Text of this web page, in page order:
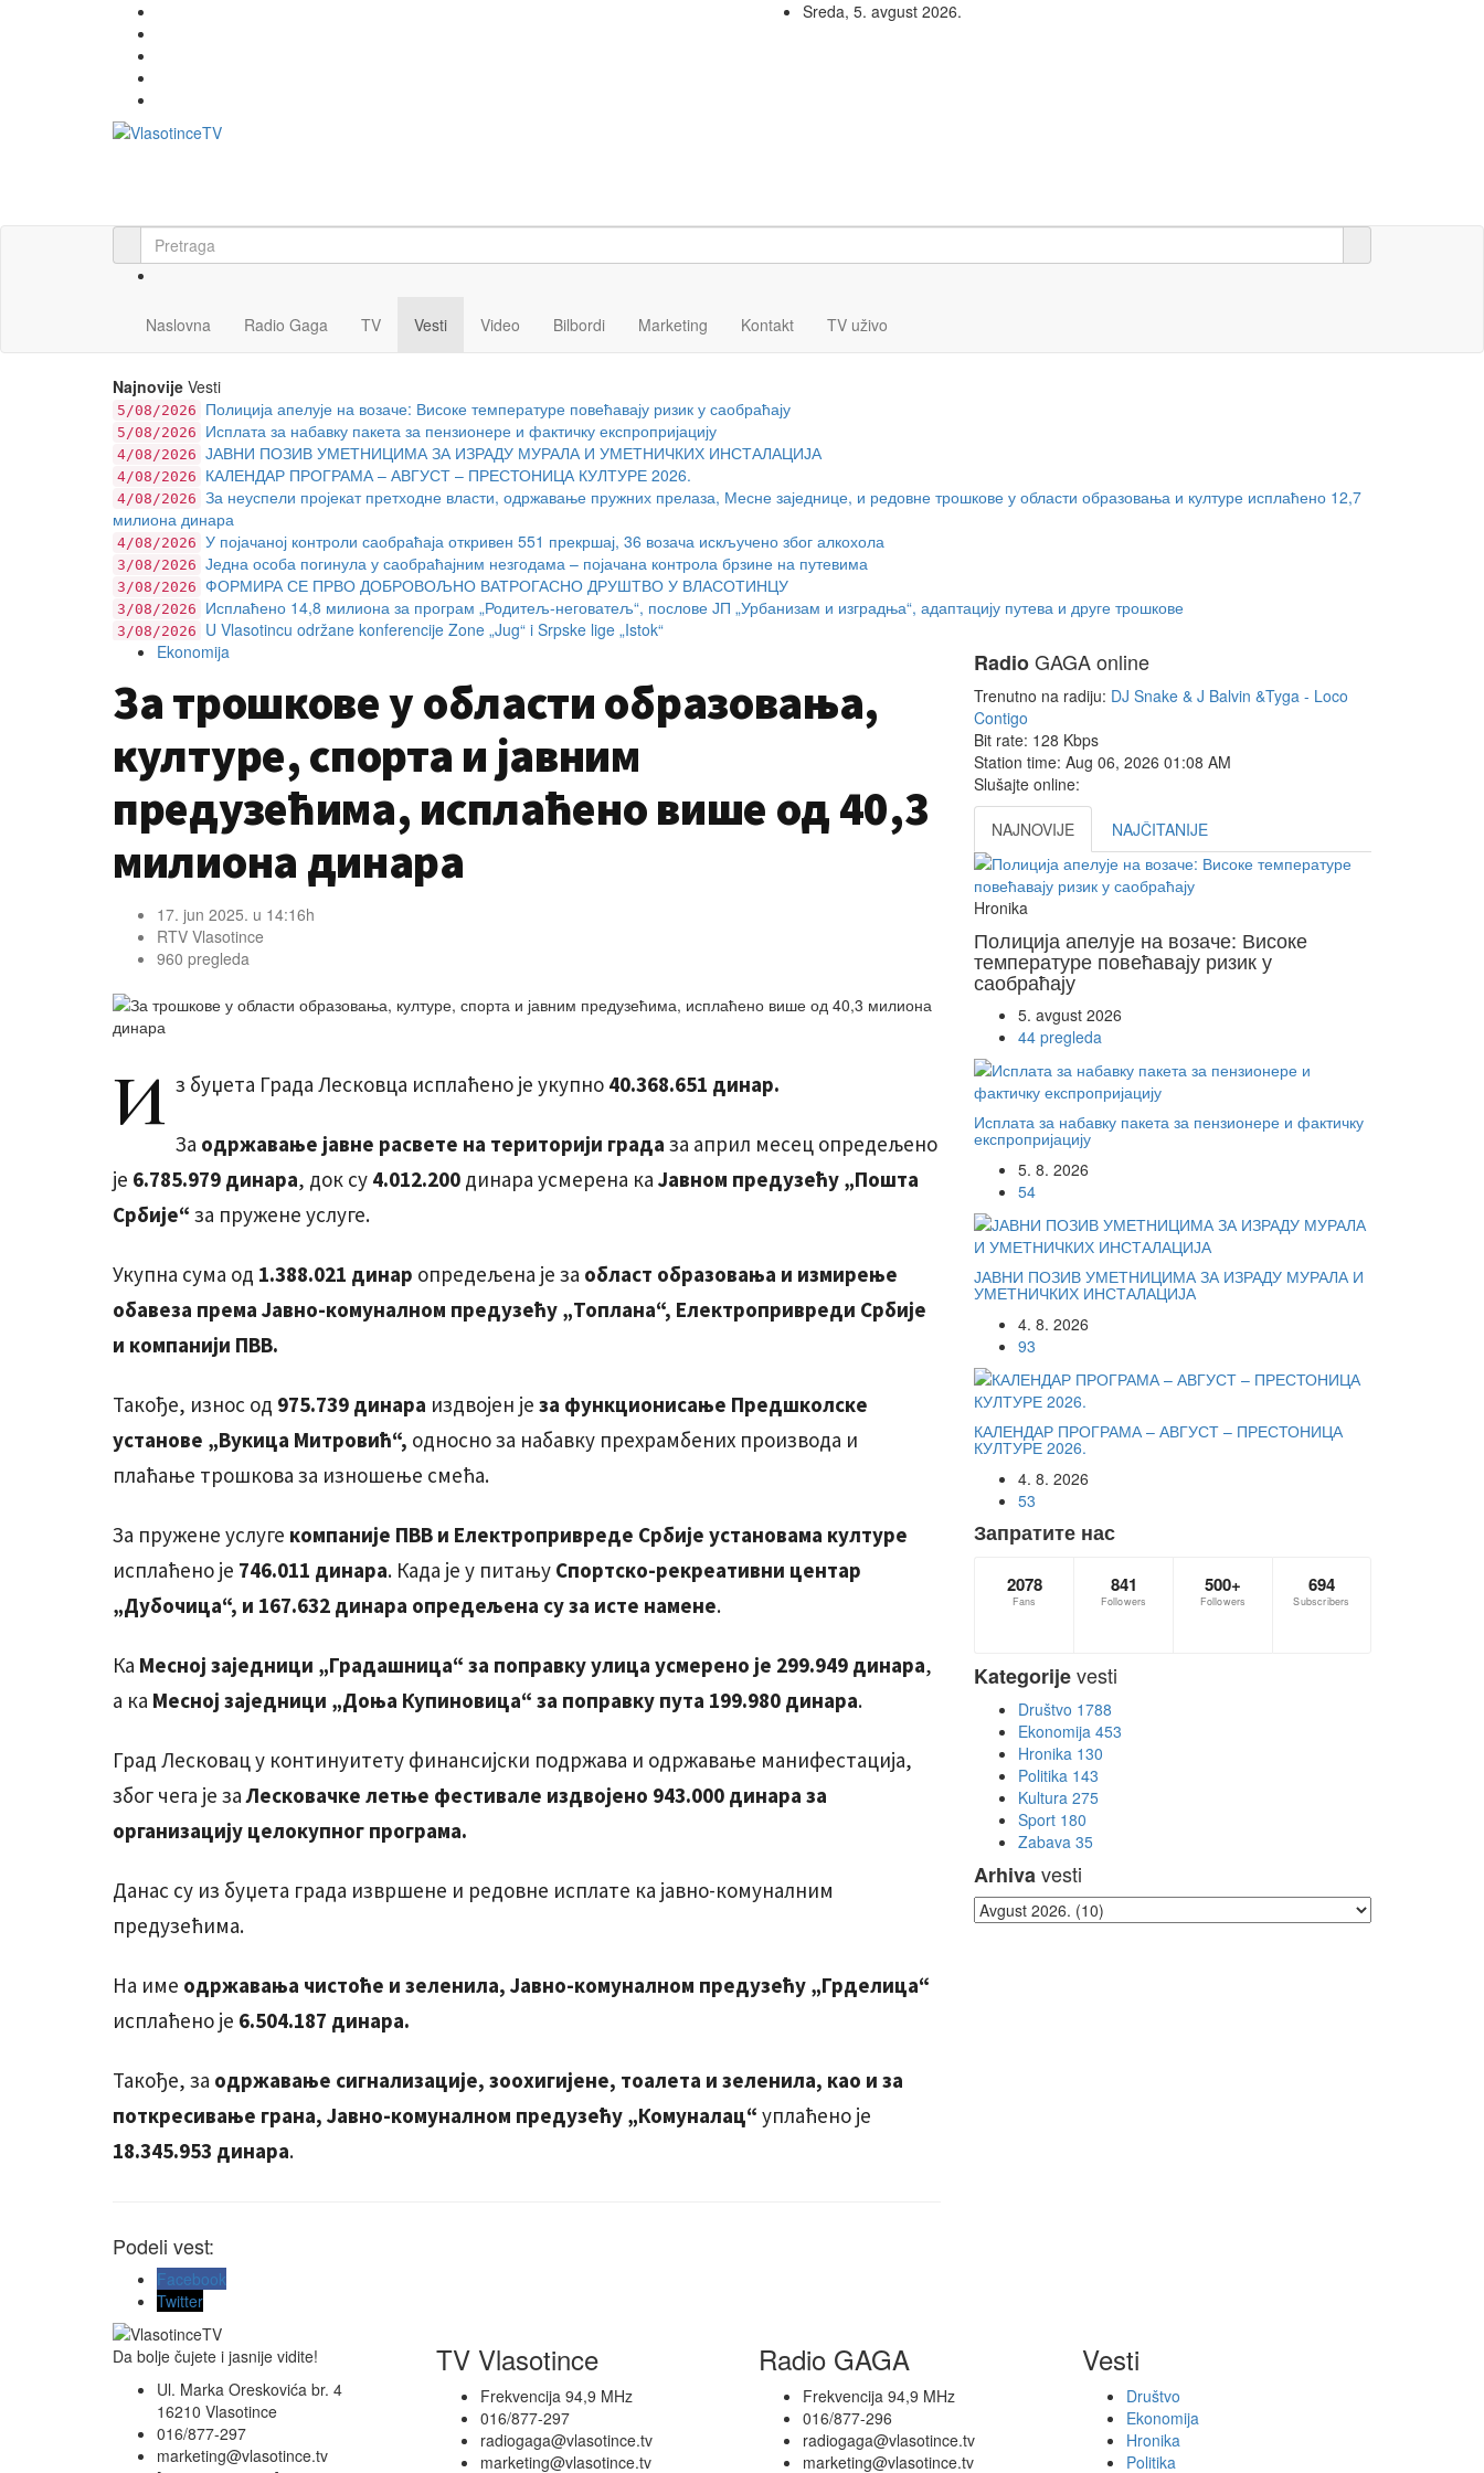
Sreda, 5. avgust 2026.
Naslovna Radio Gaga TV Vesti Video Bilbordi Marketing Kontakt TV uživo
Najnovije Vesti
5/08/2026 Полиција апелује на возаче: Високе температуре повећавају ризик у саобраћају
5/08/2026 Исплата за набавку пакета за пензионере и фактичку експропријацију
4/08/2026 ЈАВНИ ПОЗИВ УМЕТНИЦИМА ЗА ИЗРАДУ МУРАЛА И УМЕТНИЧКИХ ИНСТАЛАЦИЈА
4/08/2026 КАЛЕНДАР ПРОГРАМА – АВГУСТ – ПРЕСТОНИЦА КУЛТУРЕ 2026.
4/08/2026 За неуспели пројекат претходне власти, одржавање пружних прелаза, Месне заједнице, и редовне трошкове у области образовања и културе исплаћено 12,7
милиона динара
4/08/2026 У појачаној контроли саобраћаја откривен 551 прекршај, 36 возача искључено због алкохола
3/08/2026 Једна особа погинула у саобраћајним незгодама – појачана контрола брзине на путевима
3/08/2026 ФОРМИРА СЕ ПРВО ДОБРОВОЉНО ВАТРОГАСНО ДРУШТВО У ВЛАСОТИНЦУ
3/08/2026 Исплаћено 14,8 милиона за програм „Родитељ-неговатељ“, послове ЈП „Урбанизам и изградња“, адаптацију путева и друге трошкове
3/08/2026
U Vlasotincu održane konferencije Zone „Jug“ i Srpske lige „Istok“
Ekonomija
За трошкове у области образовања,
културе, спорта и јавним
предузећима, исплаћено више од 40,3
милиона динара
17. jun 2025. u 14:16h
RTV Vlasotince
960 pregleda
И з буџета Града Лесковца исплаћено је укупно 40.368.651 динар.
За одржавање јавне расвете на територији града за април месец опредељено
је 6.785.979 динара, док су 4.012.200 динара усмерена ка Јавном предузећу „Пошта
Србије“ за пружене услуге.
Укупна сума од 1.388.021 динар опредељена је за област образовања и измирење
обавеза према Јавно-комуналном предузећу „Топлана“, Електропривреди Србије
и компанији ПВВ.
Такође, износ од 975.739 динара издвојен је за функционисање Предшколске
установе „Вукица Митровић“, односно за набавку прехрамбених производа и
плаћање трошкова за изношење смећа.
За пружене услуге компаније ПВВ и Електропривреде Србије установама културе
исплаћено је 746.011 динара. Када је у питању Спортско-рекреативни центар
„Дубочица“, и 167.632 динара опредељена су за исте намене.
Ка Месној заједници „Градашница“ за поправку улица усмерено је 299.949 динара,
а ка Месној заједници „Доња Купиновица“ за поправку пута 199.980 динара.
Град Лесковац у континуитету финансијски подржава и одржавање манифестација,
због чега је заЛесковачке летње фестивале издвојено 943.000 динара за
организацију целокупног програма.
Данас су из буџета града извршене и редовне исплате ка јавно-комуналним
предузећима.
На име одржавања чистоће и зеленила, Јавно-комуналном предузећу „Грделица“
исплаћено је 6.504.187 динара.
Такође, за одржавање сигнализације, зоохигијене, тоалета и зеленила, као и за
поткресивање грана, Јавно-комуналном предузећу „Комуналац“ уплаћено је
18.345.953 динара.
Podeli vest:
Facebook
Twitter
RadioGAGA online
Trenutno na radiju: DJ Snake & J Balvin &Tyga - Loco
Contigo
Bit rate: 128 Kbps
Station time: Aug 06, 2026 01:08 AM
Slušajte online:
NAJNOVIJE NAJČITANIJE
Hronika
Полиција апелује на возаче: Високе
температуре повећавају ризик у
саобраћају
5. avgust 2026
44 pregleda
Исплата за набавку пакета за пензионере и фактичку
експропријацију
5. 8. 2026
54
ЈАВНИ ПОЗИВ УМЕТНИЦИМА ЗА ИЗРАДУ МУРАЛА И
УМЕТНИЧКИХ ИНСТАЛАЦИЈА
4. 8. 2026
93
КАЛЕНДАР ПРОГРАМА – АВГУСТ – ПРЕСТОНИЦА
КУЛТУРЕ 2026.
4. 8. 2026
53
Запратите нас
2078
Fans
841
Followers
500+
Followers
694
Subscribers
Kategorijevesti
Društvo 1788
Ekonomija 453
Hronika 130
Politika 143
Kultura 275
Sport 180
Zabava 35
Arhivavesti
Da bolje čujete i jasnije vidite!
Ul. Marka Oreskovića br. 4
16210 Vlasotince
016/877-297
marketing@vlasotince.tv
TV Vlasotince
Frekvencija 94,9 MHz
016/877-297
radiogaga@vlasotince.tv
marketing@vlasotince.tv
Radio GAGA
Frekvencija 94,9 MHz
016/877-296
radiogaga@vlasotince.tv
marketing@vlasotince.tv
Vesti
Društvo
Ekonomija
Hronika
Politika